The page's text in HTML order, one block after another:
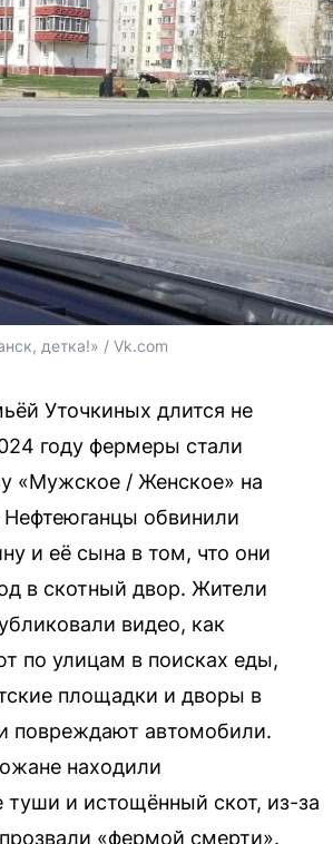
детка!» / Vk.com
Уточкиных длится не
году фермеры стали
«Мужское / Женское» на
обвинили
и её сына в том, что они
в скотный двор. Жители
видео, как
по улицам в поисках еды,
площадки и дворы в
повреждают автомобили.
находили
туши и истощённый скот, из-за
«фермой смерти».